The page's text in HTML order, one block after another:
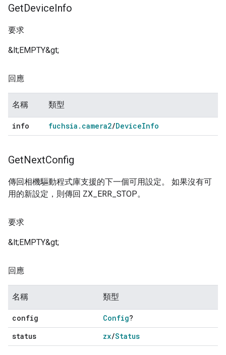
GetDeviceInfo
要求
&lt;EMPTY&gt;
回應
名稱 類型
info fuchsia . camera2/DeviceInfo
GetNextConfig
傳回相機驅動程式庫支援的下一個可用設定。 如果沒有可
用的新設定，則傳回 ZX_ERR_STOP。
要求
&lt;EMPTY&gt;
回應
名稱 類型
config Config?
status
zx/Status